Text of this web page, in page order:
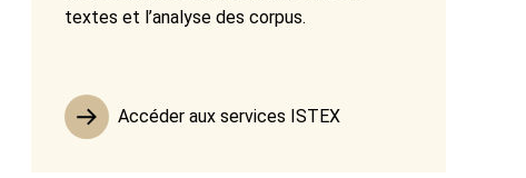
textes et l’analyse des corpus.
Accéder aux services ISTEX